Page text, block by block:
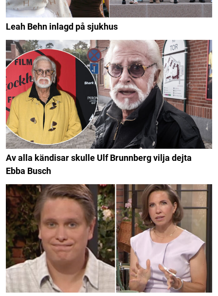
Leah Behn inlagd på sjukhus
Av alla kändisar skulle Ulf Brunnberg vilja dejta
Ebba Busch